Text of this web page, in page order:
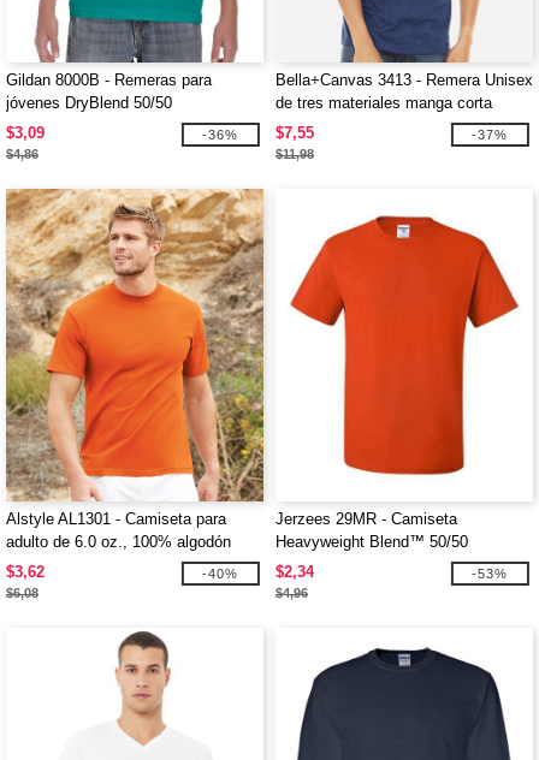
Gildan 8000B - Remeras para
jóvenes DryBlend 50/50
$3,09
$4,86
-36%
Bella+Canvas 3413 - Remera Unisex
de tres materiales manga corta
$7,55
$11,98
-37%
Alstyle AL1301 - Camiseta para
adulto de 6.0 oz., 100% algodón
$3,62
$6,08
-40%
Jerzees 29MR - Camiseta
Heavyweight Blend™ 50/50
$2,34
$4,96
-53%